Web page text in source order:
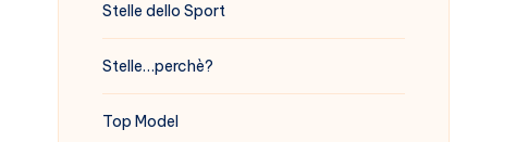
Stelle dello Sport
Stelle…perchè?
Top Model